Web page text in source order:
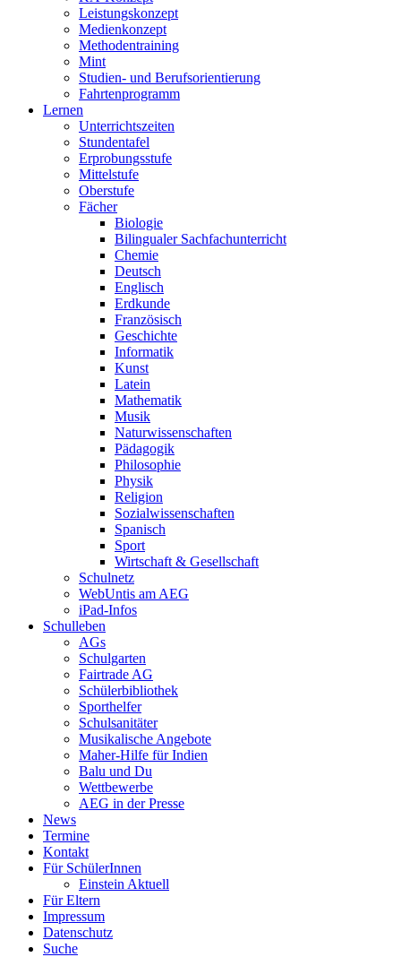
Leistungskonzept
Medienkonzept
Methodentraining
Mint
Studien- und Berufsorientierung
Fahrtenprogramm
Lernen
Unterrichtszeiten
Stundentafel
Erprobungsstufe
Mittelstufe
Oberstufe
Fächer
Biologie
Bilingualer Sachfachunterricht
Chemie
Deutsch
Englisch
Erdkunde
Französisch
Geschichte
Informatik
Kunst
Latein
Mathematik
Musik
Naturwissenschaften
Pädagogik
Philosophie
Physik
Religion
Sozialwissenschaften
Spanisch
Sport
Wirtschaft & Gesellschaft
Schulnetz
WebUntis am AEG
iPad-Infos
Schulleben
AGs
Schulgarten
Fairtrade AG
Schülerbibliothek
Sporthelfer
Schulsanitäter
Musikalische Angebote
Maher-Hilfe für Indien
Balu und Du
Wettbewerbe
AEG in der Presse
News
Termine
Kontakt
Für SchülerInnen
Einstein Aktuell
Für Eltern
Impressum
Datenschutz
Suche